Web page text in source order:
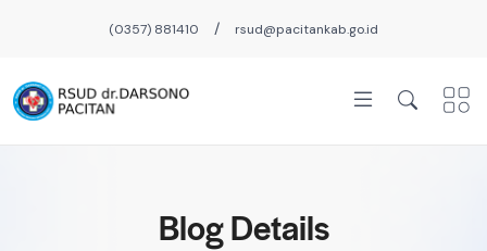
(0357) 881410 / rsud@pacitankab.go.id
Blog Details